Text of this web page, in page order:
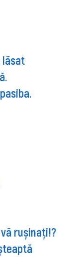
lăsat
rușinați!?